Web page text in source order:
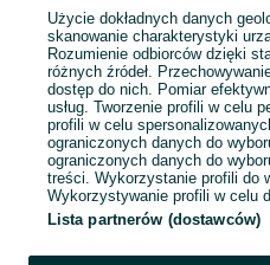
Popularne wyszukiwania
Użycie dokładnych danych
skanowanie charakterystyki
Rozumienie odbiorców dzięki
różnych źródeł.
dostęp do nich. Pomiar
usług. Tworzenie profili w celu
profili w celu
ograniczonych danych do
ograniczonych danych do
treści. Wykorzystanie profili do
Wykorzystywanie profili w celu
Lista partnerów (dostawców)